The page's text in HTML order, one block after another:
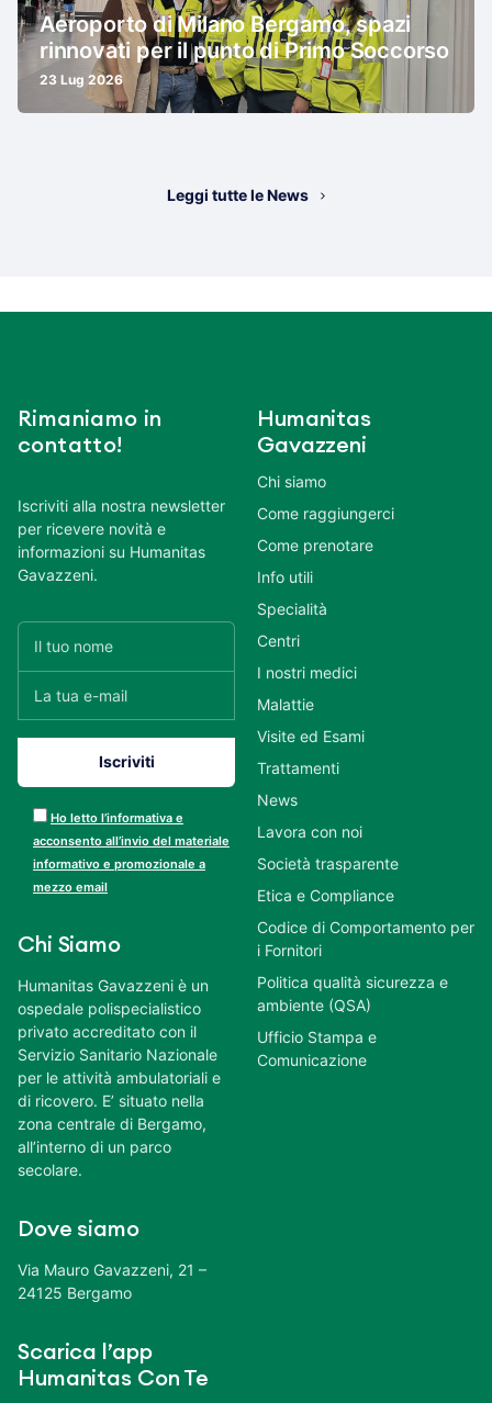
Aeroporto di Milano Bergamo, spazi
rinnovati per il punto di Primo Soccorso
23 Lug 2026
Leggi tutte le News
Rimaniamo in
contatto!
Iscriviti alla nostra newsletter
per ricevere novità e
informazioni su Humanitas
Gavazzeni.
Ho letto l’informativa e
acconsento all’invio del materiale
informativo e promozionale a
mezzo email
Chi Siamo
Humanitas Gavazzeni è un
ospedale polispecialistico
privato accreditato con il
Servizio Sanitario Nazionale
per le attività ambulatoriali e
di ricovero. E’ situato nella
zona centrale di Bergamo,
all’interno di un parco
secolare.
Dove siamo
Via Mauro Gavazzeni, 21 –
24125 Bergamo
Scarica l’app
Humanitas Con Te
Humanitas
Gavazzeni
Chi siamo
Come raggiungerci
Come prenotare
Info utili
Specialità
Centri
I nostri medici
Malattie
Visite ed Esami
Trattamenti
News
Lavora con noi
Società trasparente
Etica e Compliance
Codice di Comportamento per
i Fornitori
Politica qualità sicurezza e
ambiente (QSA)
Ufficio Stampa e
Comunicazione